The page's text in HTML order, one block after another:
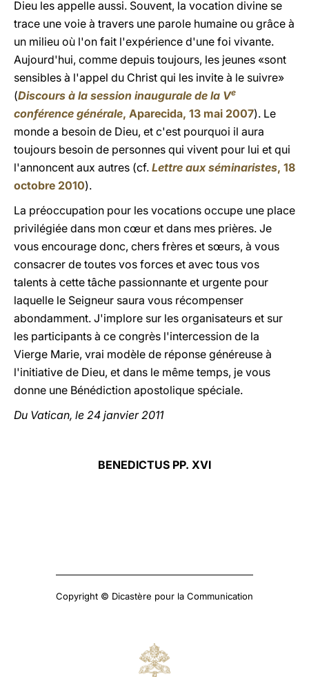
Dieu les appelle aussi. Souvent, la vocation divine se
trace une voie à travers une parole humaine ou grâce à
un milieu où l'on fait l'expérience d'une foi vivante.
Aujourd'hui, comme depuis toujours, les jeunes «sont
sensibles à l'appel du Christ qui les invite à le suivre»
(Discours à la session inaugurale de la Ve
conférence générale, Aparecida, 13 mai 2007). Le
monde a besoin de Dieu, et c'est pourquoi il aura
toujours besoin de personnes qui vivent pour lui et qui
l'annoncent aux autres (cf. Lettre aux séminaristes, 18
octobre 2010).
La préoccupation pour les vocations occupe une place
privilégiée dans mon cœur et dans mes prières. Je
vous encourage donc, chers frères et sœurs, à vous
consacrer de toutes vos forces et avec tous vos
talents à cette tâche passionnante et urgente pour
laquelle le Seigneur saura vous récompenser
abondamment. J'implore sur les organisateurs et sur
les participants à ce congrès l'intercession de la
Vierge Marie, vrai modèle de réponse généreuse à
l'initiative de Dieu, et dans le même temps, je vous
donne une Bénédiction apostolique spéciale.
Du Vatican, le 24 janvier 2011
BENEDICTUS PP. XVI
Copyright © Dicastère pour la Communication